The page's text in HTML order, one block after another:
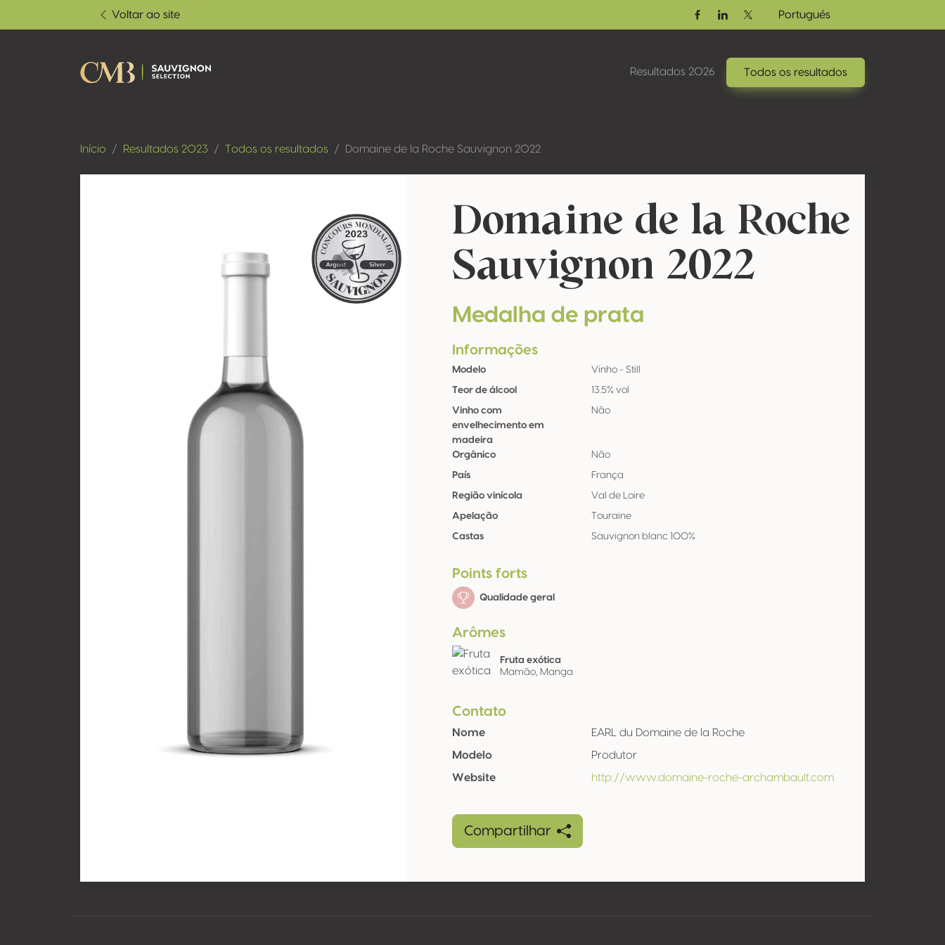
Voltar ao site
FacebookLinkedinTwitter / X
Portugués
Resultados 2026 Todos os resultados
Início Resultados 2023 Todos os resultados Domaine de la Roche Sauvignon 2022
Domaine de la Roche
Sauvignon 2022
Medalha de prata
Informações
Modelo Vinho - Still
Teor de álcool 13.5% vol
Vinho com
envelhecimento em
madeira
Não
Orgânico Não
País França
Região vinícola Val de Loire
Apelação Touraine
Castas Sauvignon blanc 100%
Points forts
Qualidade geral
Arômes
Fruta exótica
Mamão, Manga
Contato
Nome
EARL du Domaine de la Roche
Modelo
Produtor
Website
http://www.domaine-roche-archambault.com
Compartilhar